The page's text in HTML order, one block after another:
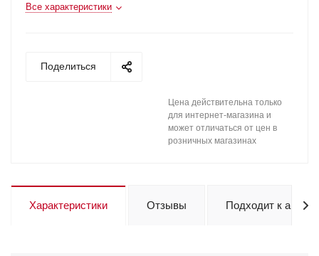
Все характеристики
Поделиться
Цена действительна только
для интернет-магазина и
может отличаться от цен в
розничных магазинах
Характеристики Отзывы Подходит к авто